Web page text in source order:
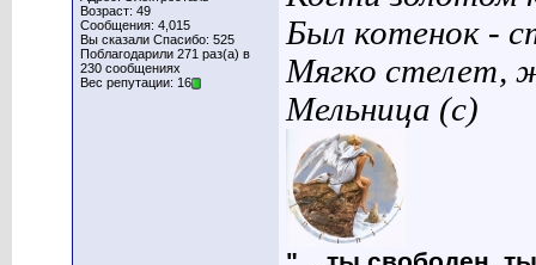
Возраст: 49
Сообщения: 4,015
Вы сказали Спасибо: 525
Поблагодарили 271 раз(а) в
230 сообщениях
Вес репутации: 16
Был котенок -
Мягко стелет,
Мельница (с)